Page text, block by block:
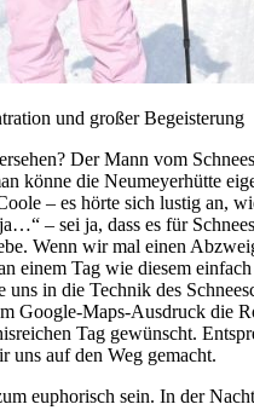
und großer Begeisterung
Der Mann vom
könne die Neumeyerhütte
– es hörte sich lustig an,
– sei ja, dass es für
Wenn wir mal einen
einem Tag wie diesem
uns in die Technik des
Google-Maps-Ausdruck die
Tag gewünscht.
uns auf den Weg gemacht.
euphorisch sein. In der